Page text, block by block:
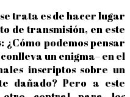
trata es de hacer lugar
de transmisión, en este
¿Cómo podemos pensar
un enigma– en el
inscriptos sobre un
dañado? Pero a este